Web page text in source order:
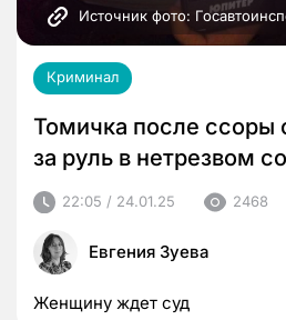
Источник фото:
Криминал
Томичка после
за руль в нетрезвом
22:05 / 24.01.25 2468
Евгения Зуева
Женщину ждет суд